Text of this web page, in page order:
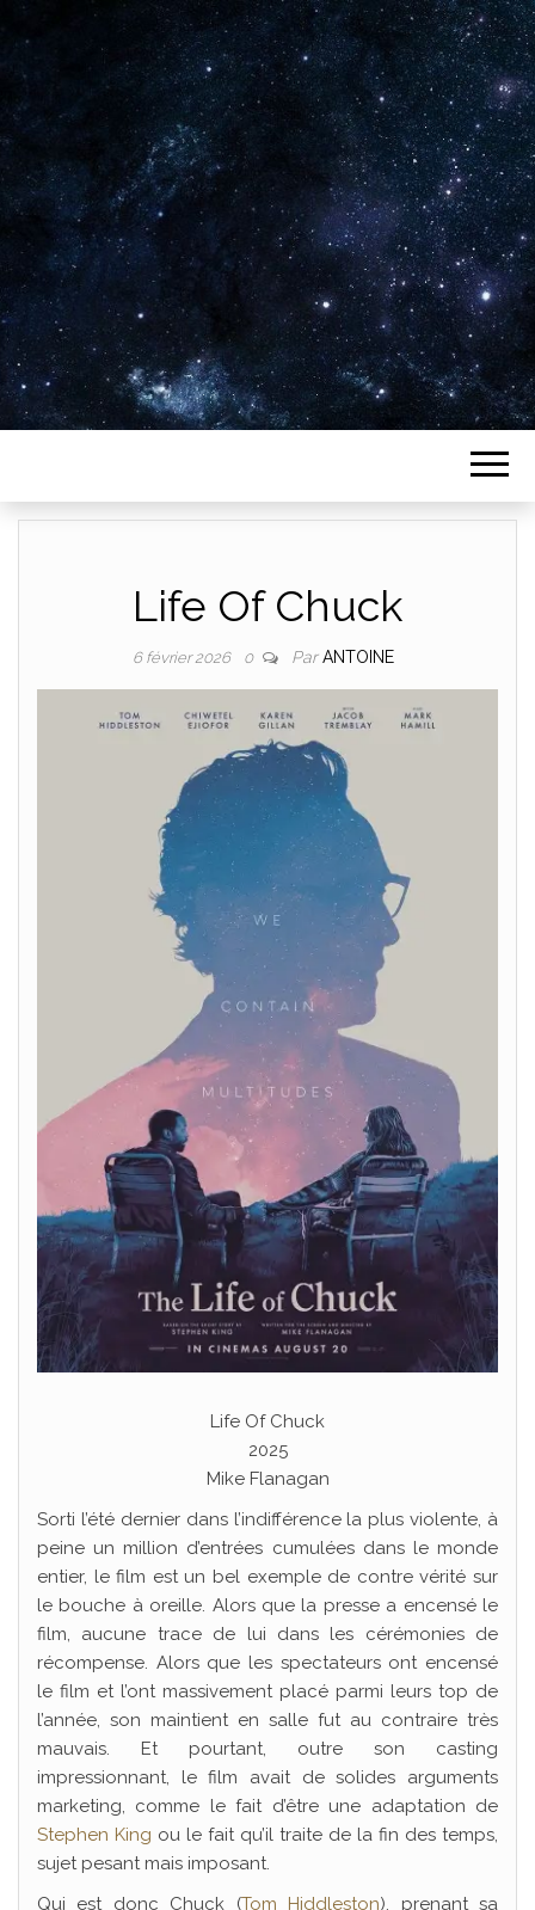
Plus de 2800 critiques de films
Life Of Chuck
6 février 2026 0 ParANTOINE
Life Of Chuck
2025
Mike Flanagan
Sorti l’été dernier dans l’indifférence la plus violente, à
peine un million d’entrées cumulées dans le monde
entier, le film est un bel exemple de contre vérité sur
le bouche à oreille. Alors que la presse a encensé le
film, aucune trace de lui dans les cérémonies de
récompense. Alors que les spectateurs ont encensé
le film et l’ont massivement placé parmi leurs top de
l’année, son maintient en salle fut au contraire très
mauvais. Et pourtant, outre son casting
impressionnant, le film avait de solides arguments
marketing, comme le fait d’être une adaptation de
Stephen King ou le fait qu’il traite de la fin des temps,
sujet pesant mais imposant.
Qui est donc Chuck (Tom Hiddleston), prenant sa